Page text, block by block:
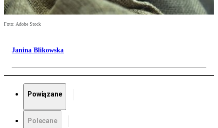
Foto: Adobe Stock
Janina Blikowska
Powiązane
Polecane